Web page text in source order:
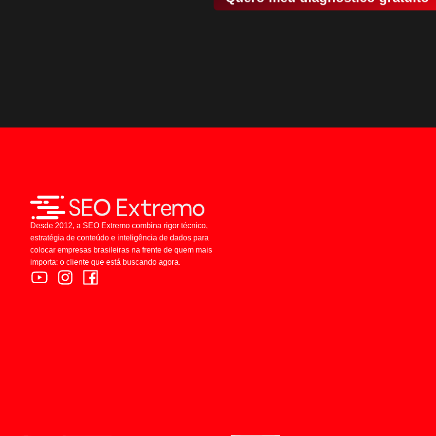
Desde 2012, a SEO Extremo combina rigor técnico,
estratégia de conteúdo e inteligência de dados para
colocar empresas brasileiras na frente de quem mais
importa: o cliente que está buscando agora.